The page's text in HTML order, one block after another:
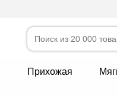
Прихожая